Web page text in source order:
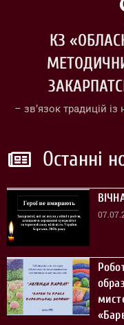
КЗ
– зв’язок традицій
Останні